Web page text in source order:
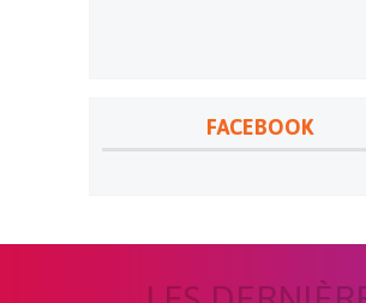
FACEBOOK